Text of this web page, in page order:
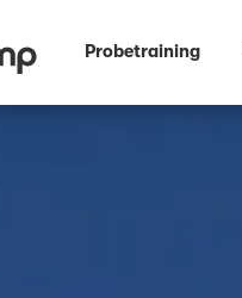
Probetraining